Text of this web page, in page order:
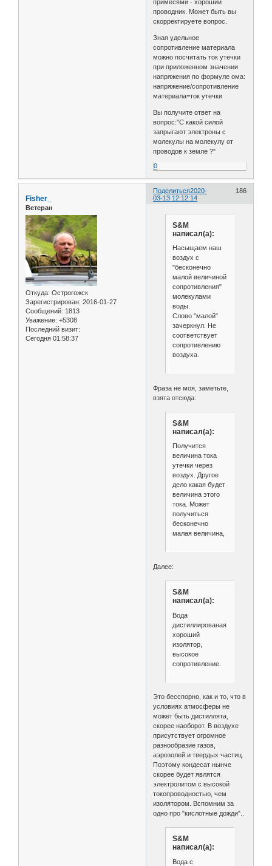
примесями - хороший
проводник. Может быть вы
скорректируете вопрос.
Зная удельное
сопротивление материала
можно посчитать ток утечки
при приложенном значении
напряжения по формуле ома:
напряжение/сопротивление
материала=ток утечки
Вы получите ответ на
вопрос:"С какой силой
запрыгают электроны с
молекулы на молекулу от
проводов к земле ?"
0
Поделиться 186
2020-
03-13 12:12:14
Fisher_
Ветеран
Откуда: Острогожск
Зарегистрирован: 2016-01-27
Сообщений: 1813
Уважение: +5308
Последний визит:
Сегодня 01:58:37
S&M
написал(а):
Насыщаем наш
воздух с
"бесконечно
малой величиной
сопротивления"
молекулами
воды.
Слово "малой"
зачеркнул. Не
соответствует
сопротивлению
воздуха.
Фраза не моя, заметьте,
взята отсюда:
S&M
написал(а):
Получится
величина тока
утечки через
воздух. Другое
дело какая будет
величина этого
тока. Может
получиться
бесконечно
малая величина,
Далее:
S&M
написал(а):
Вода
дистиллированая
хороший
изолятор,
высокое
сопротивление.
Это бесспорно, как и то, что в
условиях атмосферы не
может быть дистиллята,
скорее наоборот. В воздухе
присутствует огромное
разнообразие газов,
аэрозолей и твердых частиц.
Поэтому кондесат нынче
скорее будет являтся
электролитом с высокой
токопроводностью, чем
изолятором. Вспомним за
одно про "кислотные дожди"..
S&M
написал(а):
Вода с